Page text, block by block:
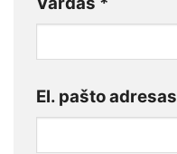
El. pašto adresas